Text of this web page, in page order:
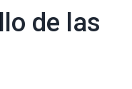
de las